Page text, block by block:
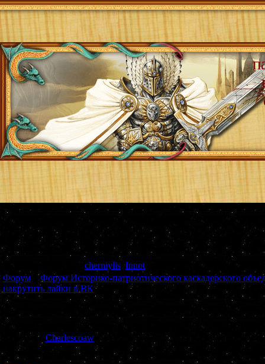
Страница
1
cherniylis Innot
Форум
Форум Историко-патриотического каскадерского
накрутить лайки в ВК
Как накрутить лайки в ВК
Charlescoaw
Дата:
Сообщение